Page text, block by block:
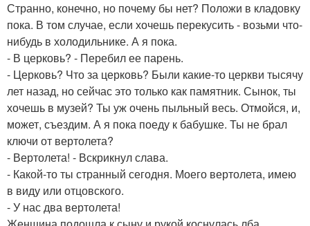
Странно, конечно, но почему бы нет? Положи в кладовку
пока. В том случае, если хочешь перекусить - возьми что-
нибудь в холодильнике. А я пока.
- В церковь? - Перебил ее парень.
- Церковь? Что за церковь? Были какие-то церкви тысячу
лет назад, но сейчас это только как памятник. Сынок, ты
хочешь в музей? Ты уж очень пыльный весь. Отмойся, и,
может, съездим. А я пока поеду к бабушке. Ты не брал
ключи от вертолета?
- Вертолета! - Вскрикнул слава.
- Какой-то ты странный сегодня. Моего вертолета, имею
в виду или отцовского.
- У нас два вертолета!